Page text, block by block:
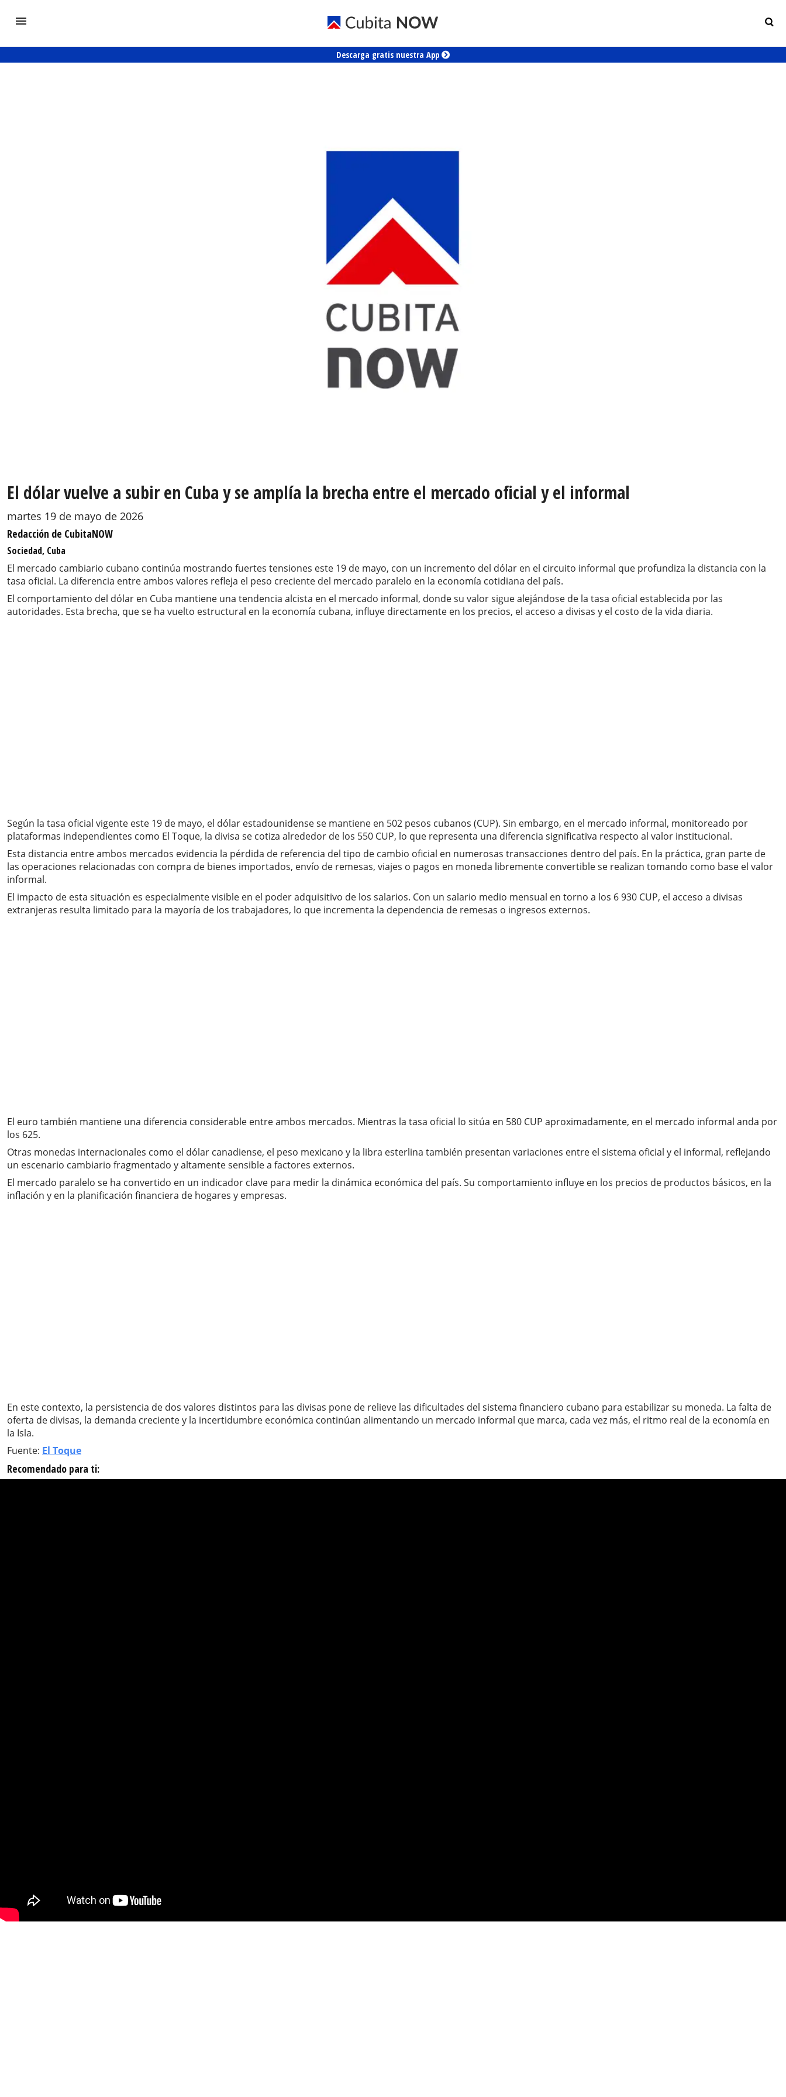
Descarga gratis nuestra App
El dólar vuelve a subir en Cuba y se amplía la brecha entre el mercado oficial y el informal
martes 19 de mayo de 2026
Redacción de CubitaNOW
Sociedad, Cuba
El mercado cambiario cubano continúa mostrando fuertes tensiones este 19 de mayo, con un incremento del dólar en el circuito informal que profundiza la distancia con la
tasa oficial. La diferencia entre ambos valores refleja el peso creciente del mercado paralelo en la economía cotidiana del país.
El comportamiento del dólar en Cuba mantiene una tendencia alcista en el mercado informal, donde su valor sigue alejándose de la tasa oficial establecida por las
autoridades. Esta brecha, que se ha vuelto estructural en la economía cubana, influye directamente en los precios, el acceso a divisas y el costo de la vida diaria.
Según la tasa oficial vigente este 19 de mayo, el dólar estadounidense se mantiene en 502 pesos cubanos (CUP). Sin embargo, en el mercado informal, monitoreado por
plataformas independientes como El Toque, la divisa se cotiza alrededor de los 550 CUP, lo que representa una diferencia significativa respecto al valor institucional.
Esta distancia entre ambos mercados evidencia la pérdida de referencia del tipo de cambio oficial en numerosas transacciones dentro del país. En la práctica, gran parte de
las operaciones relacionadas con compra de bienes importados, envío de remesas, viajes o pagos en moneda libremente convertible se realizan tomando como base el valor
informal.
El impacto de esta situación es especialmente visible en el poder adquisitivo de los salarios. Con un salario medio mensual en torno a los 6 930 CUP, el acceso a divisas
extranjeras resulta limitado para la mayoría de los trabajadores, lo que incrementa la dependencia de remesas o ingresos externos.
El euro también mantiene una diferencia considerable entre ambos mercados. Mientras la tasa oficial lo sitúa en 580 CUP aproximadamente, en el mercado informal anda por
los 625.
Otras monedas internacionales como el dólar canadiense, el peso mexicano y la libra esterlina también presentan variaciones entre el sistema oficial y el informal, reflejando
un escenario cambiario fragmentado y altamente sensible a factores externos.
El mercado paralelo se ha convertido en un indicador clave para medir la dinámica económica del país. Su comportamiento influye en los precios de productos básicos, en la
inflación y en la planificación financiera de hogares y empresas.
En este contexto, la persistencia de dos valores distintos para las divisas pone de relieve las dificultades del sistema financiero cubano para estabilizar su moneda. La falta de
oferta de divisas, la demanda creciente y la incertidumbre económica continúan alimentando un mercado informal que marca, cada vez más, el ritmo real de la economía en
la Isla.
Fuente: El Toque
Recomendado para ti: